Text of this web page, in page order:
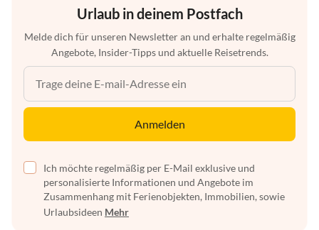
Urlaub in deinem Postfach
Melde dich für unseren Newsletter an und erhalte regelmäßig
Angebote, Insider-Tipps und aktuelle Reisetrends.
Anmelden
Ich möchte regelmäßig per E-Mail exklusive und
personalisierte Informationen und Angebote im
Zusammenhang mit Ferienobjekten, Immobilien, sowie
Urlaubsideen Mehr